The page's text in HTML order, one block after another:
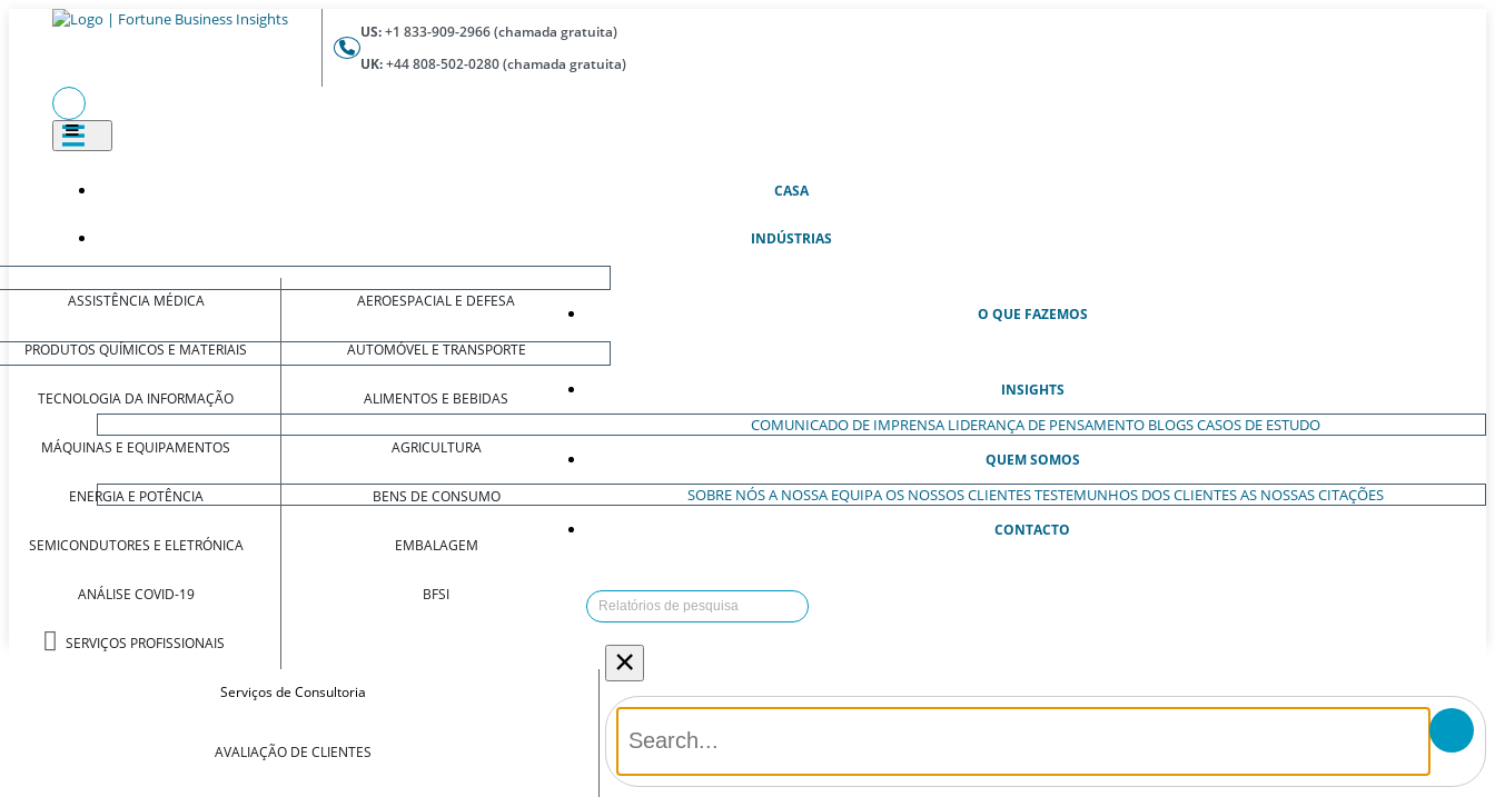
US:+1 833-909-2966 (chamada gratuita)
UK:+44 808-502-0280 (chamada gratuita)
CASA(ATUAL)
INDÚSTRIAS
ASSISTÊNCIA MÉDICA
PRODUTOS QUÍMICOS E MATERIAIS
TECNOLOGIA DA INFORMAÇÃO
MÁQUINAS E EQUIPAMENTOS
ENERGIA E POTÊNCIA
SEMICONDUTORES E ELETRÓNICA
ANÁLISE COVID-19
SERVIÇOS PROFISSIONAIS
AEROESPACIAL E DEFESA
AUTOMÓVEL E TRANSPORTE
ALIMENTOS E BEBIDAS
AGRICULTURA
BENS DE CONSUMO
EMBALAGEM
BFSI
O QUE FAZEMOS
Serviços de Consultoria
AVALIAÇÃO DE CLIENTES
INSIGHTS
COMUNICADO DE IMPRENSA LIDERANÇA DE PENSAMENTO BLOGSCASOS DE ESTUDO
QUEM SOMOS
SOBRE NÓSA NOSSA EQUIPAOS NOSSOS CLIENTESTESTEMUNHOS DOS CLIENTESAS NOSSAS CITAÇÕES
CONTACTO
×